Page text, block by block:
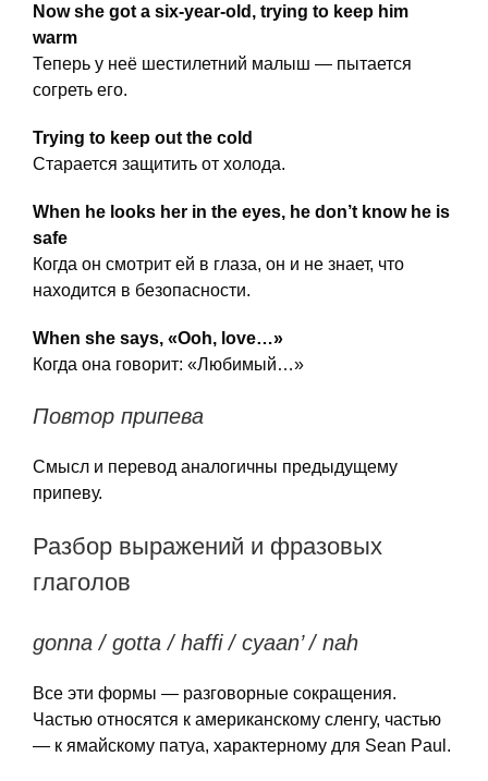
Now she got a six-year-old, trying to keep him
warm
Теперь у неё шестилетний малыш — пытается
согреть его.
Trying to keep out the cold
Старается защитить от холода.
When he looks her in the eyes, he don’t know he is
safe
Когда он смотрит ей в глаза, он и не знает, что
находится в безопасности.
When she says, «Ooh, love…»
Когда она говорит: «Любимый…»
Повтор припева
Смысл и перевод аналогичны предыдущему
припеву.
Разбор выражений и фразовых
глаголов
gonna / gotta / haffi / cyaan’ / nah
Все эти формы — разговорные сокращения.
Частью относятся к американскому сленгу, частью
— к ямайскому патуа, характерному для Sean Paul.